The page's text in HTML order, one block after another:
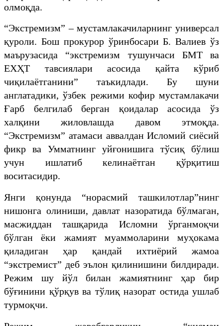
олмоқда.
“Экстремизм” – мустамлакачиларнинг универсал
қуроли. Бош прокурор ўринбосари Б. Валиев ўз
маърузасида “экстремизм тушунчаси БМТ ва
ЕХҲТ тавсиялари асосида қайта кўриб
чиқилаётганини” таъкидлади. Бу шуни
англатадики, ўзбек режими кофир мустамлакачи
Ғарб белгилаб берган қоидалар асосида ўз
халқини жиловлашда давом этмоқда.
“Экстремизм” атамаси аввалдан Исломий сиёсий
фикр ва Умматнинг уйғонишига тўсиқ бўлиш
учун ишлатиб келинаётган қўрқитиш
воситасидир.
Янги қонунда “норасмий ташкилотлар”нинг
нишонга олиниши, давлат назоратида бўлмаган,
масжиддан ташқарида Исломни ўрганмоқчи
бўлган ёки жамият муаммоларини муҳокама
қиладиган ҳар қандай ихтиёрий жамоа
“экстремист” деб эълон қилинишини билдиради.
Режим шу йўл билан жамиятнинг ҳар бир
бўғинини қўрқув ва тўлиқ назорат остида ушлаб
турмоқчи.